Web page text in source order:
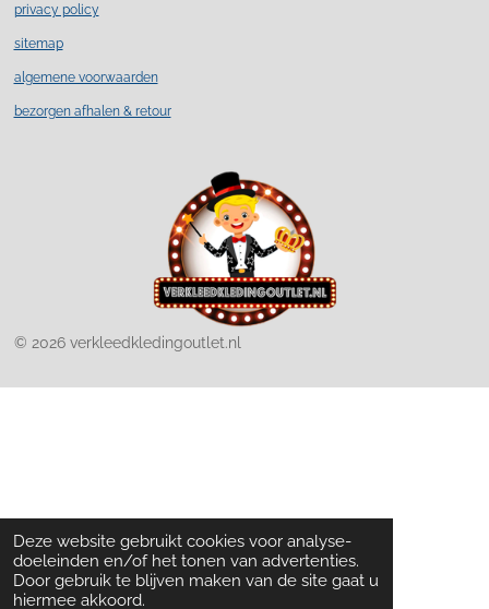
Deze website gebruikt cookies voor analyse-
doeleinden en/of het tonen van advertenties.
Door gebruik te blijven maken van de site gaat u
hiermee akkoord.
privacy policy
sitemap
algemene voorwaarden
bezorgen afhalen & retour
© 2026 verkleedkledingoutlet.nl